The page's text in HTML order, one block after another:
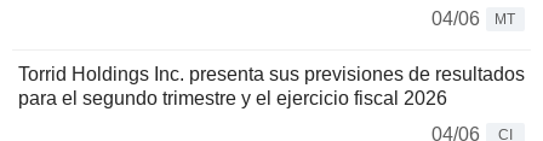
04/06
MT
Torrid Holdings Inc. presenta sus previsiones de resultados
para el segundo trimestre y el ejercicio fiscal 2026
04/06
CI